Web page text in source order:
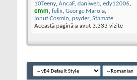
10Teeny, AncaF, daniweb, edy12006,
emm, felix, George Marola,
Ionut Cosmin, psyder, Stamate
Această pagină a avut 3.333 vizite